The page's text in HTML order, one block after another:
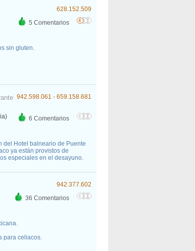
628.152.509
5 Comentarios
sin gluten.
942.598.061 - 659.158.681
6 Comentarios
del Hotel balneario de Puente
ya están provistos de
especiales en el desayuno.
942.377.602
36 Comentarios
para celiacos.